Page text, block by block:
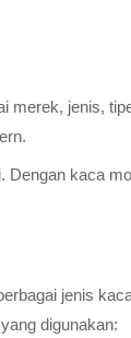
merek, jenis,
kaca
jenis
digunakan: